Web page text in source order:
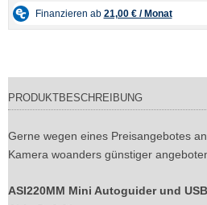
PRODUKTBESCHREIBUNG
Gerne wegen eines Preisangebotes
Kamera woanders günstiger
ASI220MM Mini Autoguider und